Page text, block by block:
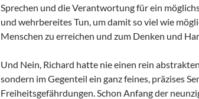
Sprechen und die Verantwortung für ein
und wehrbereites Tun, um damit so viel wie
Menschen zu erreichen und zum Denken und
Und Nein, Richard hatte nie einen rein
sondern im Gegenteil ein ganz feines, präzises
Freiheitsgefährdungen. Schon Anfang der